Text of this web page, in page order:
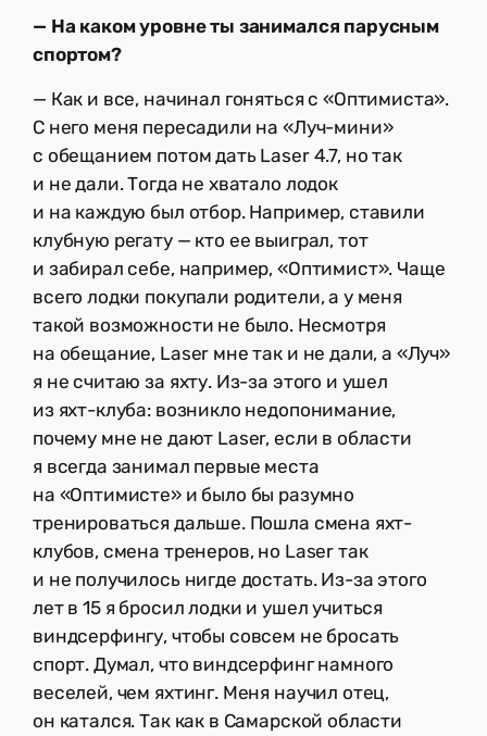
— На каком уровне ты занимался парусным
спортом?
— Как и все, начинал гоняться с «Оптимиста».
С него меня пересадили на «Луч-мини»
с обещанием потом дать Laser 4.7, но так
и не дали. Тогда не хватало лодок
и на каждую был отбор. Например, ставили
клубную регату — кто ее выиграл, тот
и забирал себе, например, «Оптимист». Чаще
всего лодки покупали родители, а у меня
такой возможности не было. Несмотря
на обещание, Laser мне так и не дали, а «Луч»
я не считаю за яхту. Из-за этого и ушел
из яхт-клуба: возникло недопонимание,
почему мне не дают Laser, если в области
я всегда занимал первые места
на «Оптимисте» и было бы разумно
тренироваться дальше. Пошла смена яхт-
клубов, смена тренеров, но Laser так
и не получилось нигде достать. Из-за этого
лет в 15 я бросил лодки и ушел учиться
виндсерфингу, чтобы совсем не бросать
спорт. Думал, что виндсерфинг намного
веселей, чем яхтинг. Меня научил отец,
он катался. Так как в Самарской области